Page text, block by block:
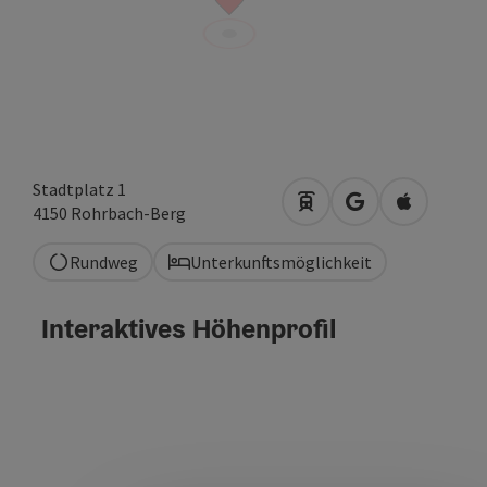
Stadtplatz 1
4150 Rohrbach-Berg Anreise mitin Google Maps
in Apple
Rundweg Unterkunftsmöglichkeit
Interaktives Höhenprofil